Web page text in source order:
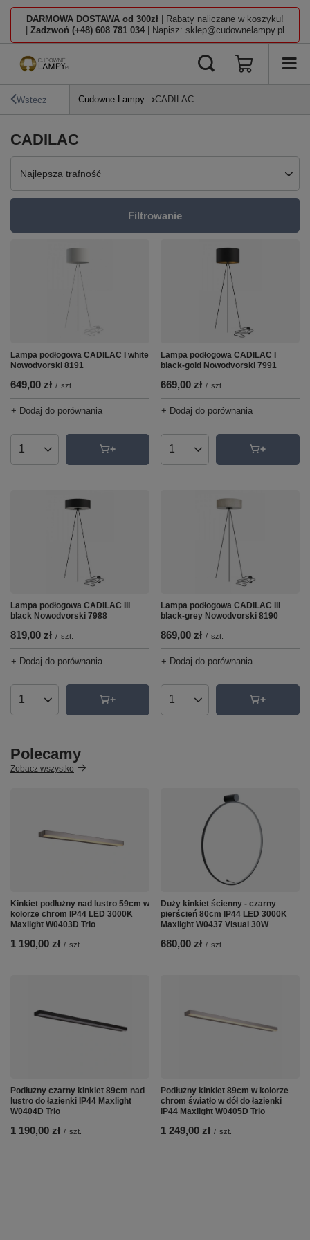
DARMOWA DOSTAWA od 300zł | Rabaty naliczane w koszyku!
Zadzwoń (+48) 608 781 034 | Napisz: sklep@cudownelampy.pl
Wstecz Cudowne Lampy CADILAC
CADILAC
Zmień sortowanie
Najlepsza trafność
Filtrowanie
Lampa podłogowa CADILAC I white
Nowodvorski 8191
649,00 zł / szt.
+ Dodaj do porównania
Ilość produktów
Lampa podłogowa CADILAC I
black-gold Nowodvorski 7991
669,00 zł / szt.
+ Dodaj do porównania
Ilość produktów
Lampa podłogowa CADILAC III
black Nowodvorski 7988
819,00 zł / szt.
+ Dodaj do porównania
Ilość produktów
Lampa podłogowa CADILAC III
black-grey Nowodvorski 8190
869,00 zł / szt.
+ Dodaj do porównania
Ilość produktów
Polecamy
Zobacz wszystko
Kinkiet podłużny nad lustro 59cm w
kolorze chrom IP44 LED 3000K
Maxlight W0403D Trio
1 190,00 zł / szt.
Duży kinkiet ścienny - czarny
pierścień 80cm IP44 LED 3000K
Maxlight W0437 Visual 30W
680,00 zł / szt.
Podłużny czarny kinkiet 89cm nad
lustro do łazienki IP44 Maxlight
W0404D Trio
1 190,00 zł / szt.
Podłużny kinkiet 89cm w kolorze
chrom światło w dół do łazienki
IP44 Maxlight W0405D Trio
1 249,00 zł / szt.